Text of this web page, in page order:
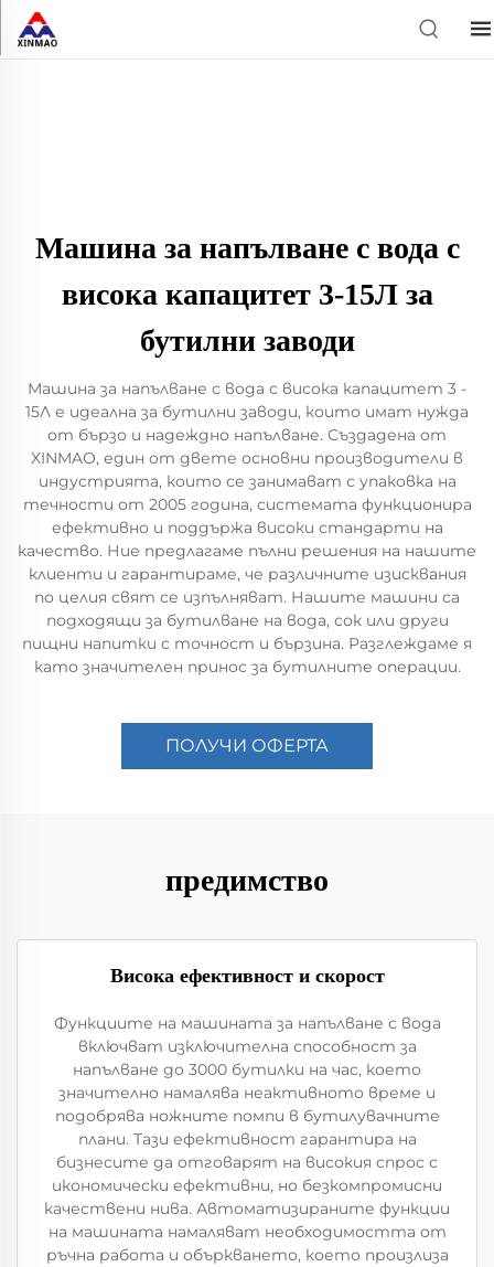
Машина за напълване с вода с
висока капацитет 3-15Л за
бутилни заводи
Машина за напълване с вода с висока капацитет 3 -
15Л е идеална за бутилни заводи, които имат нужда
от бързо и надеждно напълване. Създадена от
XINMAO, един от двете основни производители в
индустрията, които се занимават с упаковка на
течности от 2005 година, системата функционира
ефективно и поддържа високи стандарти на
качество. Ние предлагаме пълни решения на нашите
клиенти и гарантираме, че различните изисквания
по целия свят се изпълняват. Нашите машини са
подходящи за бутилване на вода, сок или други
пищни напитки с точност и бързина. Разглеждаме я
като значителен принос за бутилните операции.
ПОЛУЧИ ОФЕРТА
предимство
Висока ефективност и скорост
Функциите на машината за напълване с вода
включват изключителна способност за
напълване до 3000 бутилки на час, което
значително намалява неактивното време и
подобрява ножните помпи в бутилувачните
плани. Тази ефективност гарантира на
бизнесите да отговарят на високия спрос с
икономически ефективни, но безкомпромисни
качествени нива. Автоматизираните функции
на машината намаляват необходимостта от
ръчна работа и объркването, което произлиза